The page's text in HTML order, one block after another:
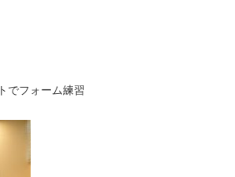
でフォーム練習